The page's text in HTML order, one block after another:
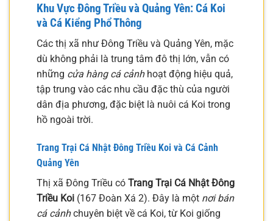
Khu Vực Đông Triều và Quảng Yên: Cá Koi
và Cá Kiểng Phổ Thông
Các thị xã như Đông Triều và Quảng Yên, mặc
dù không phải là trung tâm đô thị lớn, vẫn có
những cửa hàng cá cảnhhoạt động hiệu quả,
tập trung vào các nhu cầu đặc thù của người
dân địa phương, đặc biệt là nuôi cá Koi trong
hồ ngoài trời.
Trang Trại Cá Nhật Đông Triều Koi và Cá Cảnh
Quảng Yên
Thị xã Đông Triều có Trang Trại Cá Nhật Đông
Triều Koi (167 Đoàn Xá 2). Đây là một nơi bán
cá cảnhchuyên biệt về cá Koi, từ Koi giống